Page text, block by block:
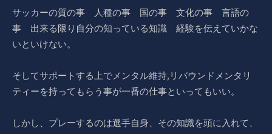
サッカーの質の事 人種の事 国の事 文化の事 言語の
事 出来る限り自分の知っている知識 経験を伝えていかな
いといけない。
そしてサポートする上でメンタル維持,リバウンドメンタリ
ティーを持ってもらう事が一番の仕事といってもいい。
しかし、プレーするのは選手自身、その知識を頭に入れて、